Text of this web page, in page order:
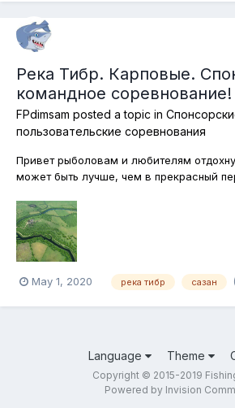
Река Тибр. Карповые.
командное соревнование!
FPdimsam posted a topic in
пользовательские соревнования
Привет рыболовам и любителям
может быть лучше, чем в прекрасный
более прекрасной Италии! Тем более,
нас ждут, не дождутся сазан, карась,
Что же об...
May 1, 2020 река тибр сазан
Language Theme
Copyright © 2015-2019
Powered by Invision